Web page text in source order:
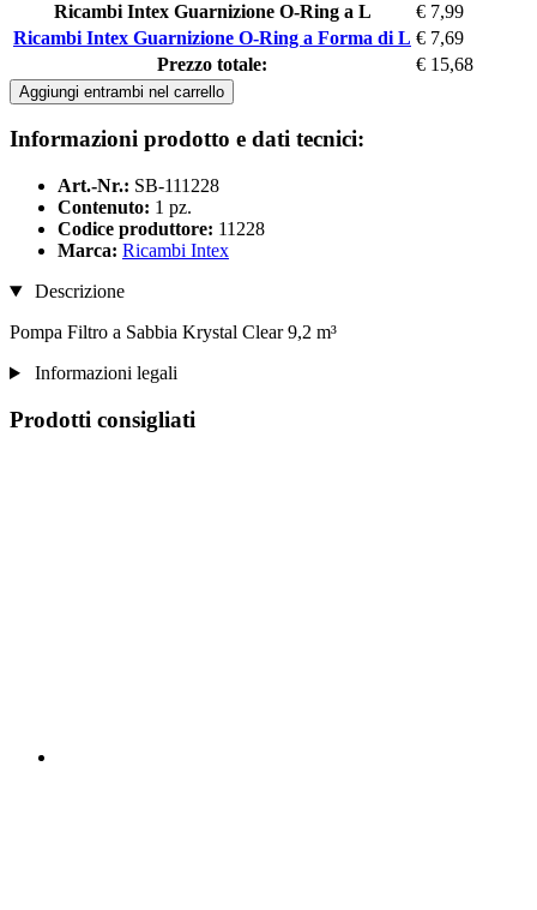
Ricambi Intex Guarnizione O-Ring a L
€ 7,99
Ricambi Intex Guarnizione O-Ring a Forma di L € 7,69
Prezzo totale:
€ 15,68
Aggiungi entrambi nel carrello
Informazioni prodotto e dati tecnici:
Art.-Nr.: SB-111228
Contenuto: 1 pz.
Codice produttore: 11228
Marca: Ricambi Intex
Descrizione
Pompa Filtro a Sabbia Krystal Clear 9,2 m³
Informazioni legali
Prodotti consigliati